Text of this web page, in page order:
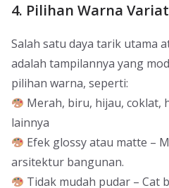
4. Pilihan Warna
Salah satu daya tarik utama
adalah tampilannya yang
pilihan warna, seperti:
Merah, biru, hijau, coklat,
lainnya
Efek glossy atau matte –
arsitektur bangunan.
Tidak mudah pudar – Cat